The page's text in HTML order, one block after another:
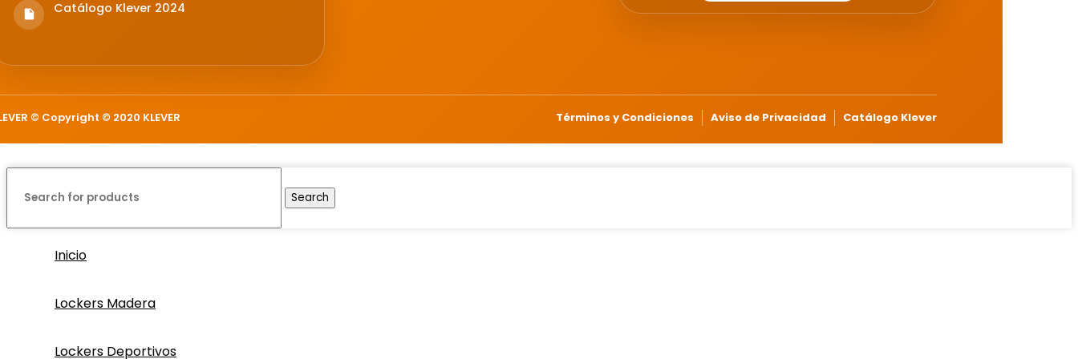
Catálogo Klever 2024
© Copyright © 2020 KLEVER Términos y Condiciones Aviso de Privacidad Catálogo Klever
Search
Inicio
Lockers Madera
Lockers Deportivos